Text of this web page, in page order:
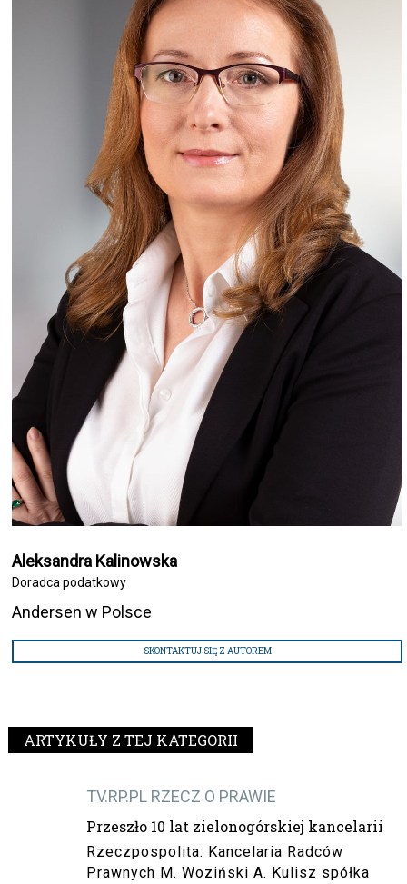
Aleksandra Kalinowska
Doradca podatkowy
Andersen w Polsce
SKONTAKTUJ SIĘ Z AUTOREM
ARTYKUŁY Z TEJ KATEGORII
TV.RP.PL RZECZ O PRAWIE
Przeszło 10 lat zielonogórskiej kancelarii
Rzeczpospolita: Kancelaria Radców
Prawnych M. Woziński A. Kulisz spółka